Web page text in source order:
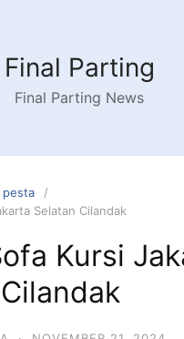
Final Parting
Final Parting News
pesta
Selatan Cilandak
Kursi